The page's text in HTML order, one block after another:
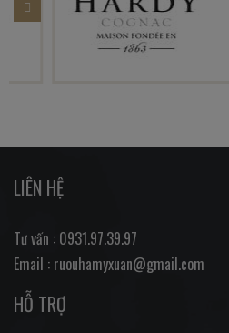
LIÊN HỆ
Tư vấn : 0931.97.39.97
Email : ruouhamyxuan@gmail.com
HỖ TRỢ